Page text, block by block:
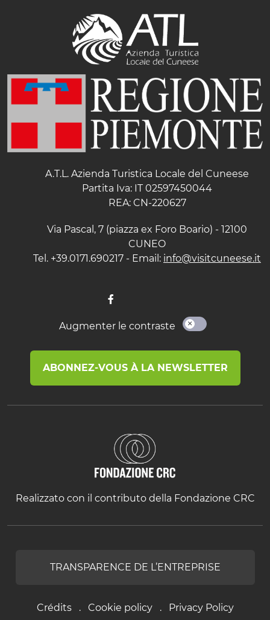
A.T.L. Azienda Turistica Locale del Cuneese
Partita Iva: IT 02597450044
REA: CN-220627
Via Pascal, 7 (piazza ex Foro Boario) - 12100
CUNEO
Tel. +39.0171.690217 - Email: info@visitcuneese.it
Augmenter le contraste
ABONNEZ-VOUS À LA NEWSLETTER
Realizzato con il contributo della Fondazione CRC
Crédits Cookie policy Privacy Policy
TRANSPARENCE DE L’ENTREPRISE